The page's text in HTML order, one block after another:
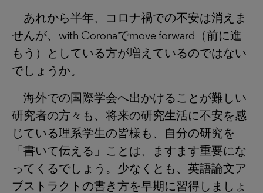
あれから半年、コロナ禍での不安は消えま
せんが、with Coronaでmove forward（前に進
もう）としている方が増えているのではない
でしょうか。
海外での国際学会へ出かけることが難しい
研究者の方々も、将来の研究生活に不安を感
じている理系学生の皆様も、自分の研究を
「書いて伝える」ことは、ますます重要にな
ってくるでしょう。少なくとも、英語論文ア
ブストラクトの書き方を早期に習得しましょ